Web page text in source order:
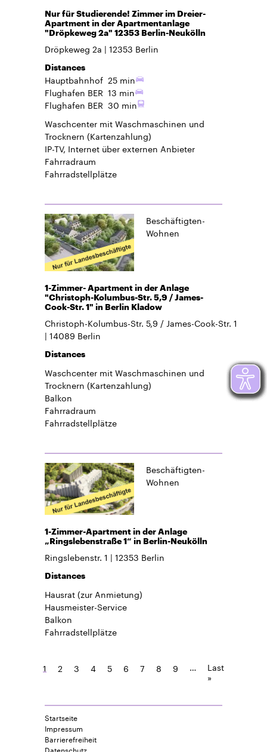
Nur für Studierende! Zimmer im Dreier-
Apartment in der Apartmentanlage
"Dröpkeweg 2a" 12353 Berlin-Neukölln
Dröpkeweg 2a 12353 Berlin
Distances
Hauptbahnhof 25 min
Flughafen BER 13 min
Flughafen BER 30 min
Waschcenter mit Waschmaschinen und
Trocknern (Kartenzahlung)
IP-TV, Internet über externen Anbieter
Fahrradraum
Fahrradstellplätze
Beschäftigten-
Wohnen
1-Zimmer- Apartment in der Anlage
"Christoph-Kolumbus-Str. 5,9 / James-
Cook-Str. 1" in Berlin Kladow
Christoph-Kolumbus-Str. 5,9 / James-Cook-Str. 1
14089 Berlin
Distances
Waschcenter mit Waschmaschinen und
Trocknern (Kartenzahlung)
Balkon
Fahrradraum
Fahrradstellplätze
Beschäftigten-
Wohnen
1-Zimmer-Apartment in der Anlage
„Ringslebenstraße 1“ in Berlin-Neukölln
Ringslebenstr. 1 12353 Berlin
Distances
Hausrat(zur Anmietung)
Hausmeister-Service
Balkon
Fahrradstellplätze
1 2 3 4 5 6 7 8 9 … Last
»
Startseite
Impressum
Barrierefreiheit
Datenschutz